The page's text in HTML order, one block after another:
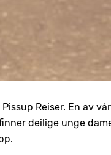
Reiser. En av
deilige unge